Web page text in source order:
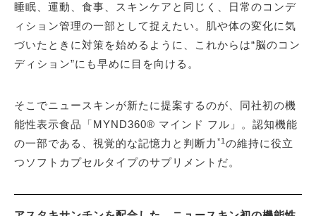
睡眠、運動、食事、スキンケアと同じく、日常のコンデ
ィション管理の一部として捉えたい。肌や体の変化に気
づいたときに対策を始めるように、これからは“脳のコン
ディション”にも早めに目を向ける。
そこでニュースキンが新たに提案するのが、同社初の機
能性表示食品「MYND360® マインド フル」。認知機能
の一部である、視覚的な記憶力と判断力 *1 の維持に役立
つソフトカプセルタイプのサプリメントだ。